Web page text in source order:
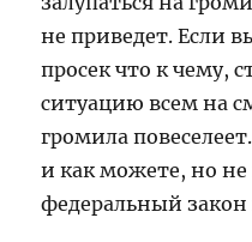
не приведет. Если
просек что к чему,
ситуацию всем на
громила
и как можете, но не
федеральный